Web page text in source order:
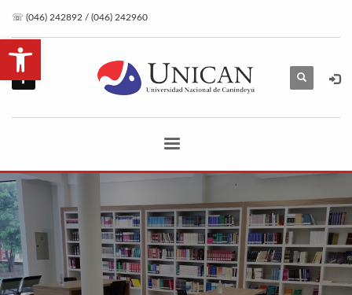
Abrir barra de herramientas
☏ (046) 242892 / (046) 242960